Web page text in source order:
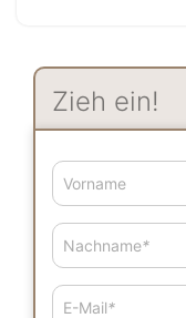
Zieh ein!
Vorname
Nachname*
E-Mail*